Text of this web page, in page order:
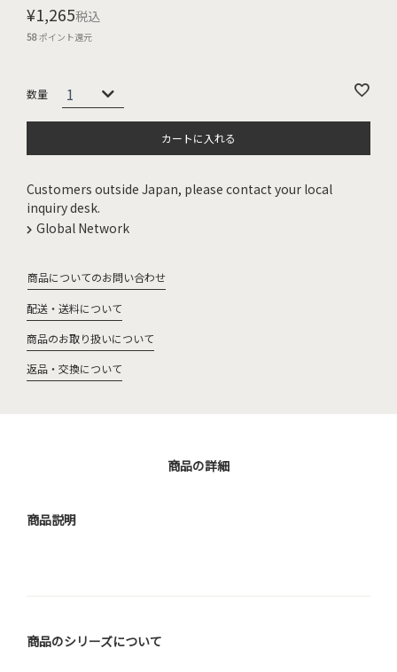
¥1,265税込
58ポイント還元
カートに入れる
Customers outside Japan, please contact your local
inquiry desk.
Global Network
商品についてのお問い合わせ
配送・送料について
商品のお取り扱いについて
返品・交換について
商品の詳細
商品説明
商品のシリーズについて